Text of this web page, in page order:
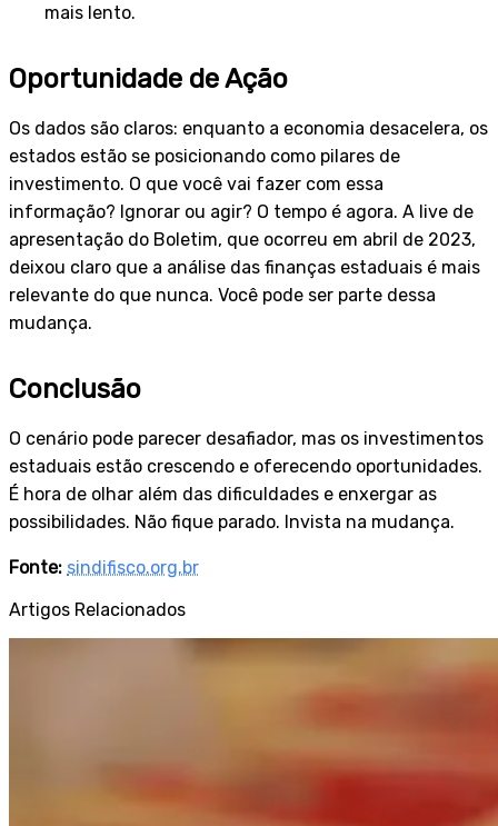
mais lento.
Oportunidade de Ação
Os dados são claros: enquanto a economia desacelera, os
estados estão se posicionando como pilares de
investimento. O que você vai fazer com essa
informação? Ignorar ou agir? O tempo é agora. A live de
apresentação do Boletim, que ocorreu em abril de 2023,
deixou claro que a análise das finanças estaduais é mais
relevante do que nunca. Você pode ser parte dessa
mudança.
Conclusão
O cenário pode parecer desafiador, mas os investimentos
estaduais estão crescendo e oferecendo oportunidades.
É hora de olhar além das dificuldades e enxergar as
possibilidades. Não fique parado. Invista na mudança.
Fonte: sindifisco.org.br
Artigos Relacionados